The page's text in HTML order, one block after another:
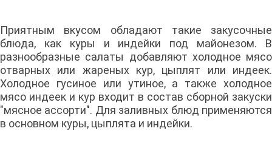
Приятным вкусом обладают такие закусочные
блюда, как куры и индейки под майонезом. В
разнообразные салаты добавляют холодное мясо
отварных или жареных кур, цыплят или индеек.
Холодное гусиное или утиное, а также холодное
мясо индеек и кур входит в состав сборной закуски
"мясное ассорти". Для заливных блюд применяются
в основном куры, цыплята и индейки.